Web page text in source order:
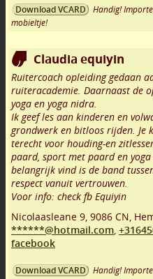
Download VCARD
Handig!
mobieltje!
Claudia equiyin
Ruitercoach opleiding gedaan
ruiteracademie. Daarnaast de
yoga en yoga nidra.
Ik geef les aan kinderen en
grondwerk en bitloos rijden. Je
terecht voor houding-en
paard, sport met paard en
belangrijk vind is de band
respect vanuit vertrouwen.
Voor info: check fb Equiyin
Nicolaasleane 9, 9086 CN,
******@hotmail.com,
facebook
Download VCARD
Handig!